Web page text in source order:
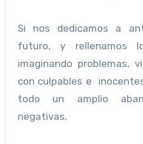
Si nos dedicamos a
futuro, y rellenamos
imaginando problemas,
con culpables e
todo un amplio
negativas.